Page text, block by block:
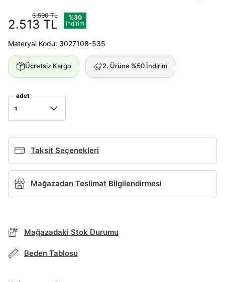
3.590 TL
2.513 TL
%30
indirim
Materyal Kodu: 3027108-535
Ücretsiz Kargo 2. Ürüne %50 İndirim
adet
1
Taksit Seçenekleri
Mağazadan Teslimat Bilgilendirmesi
Mağazadaki Stok Durumu
Beden Tablosu
BEDEN TABLOSU
göster
E-posta Adresi*